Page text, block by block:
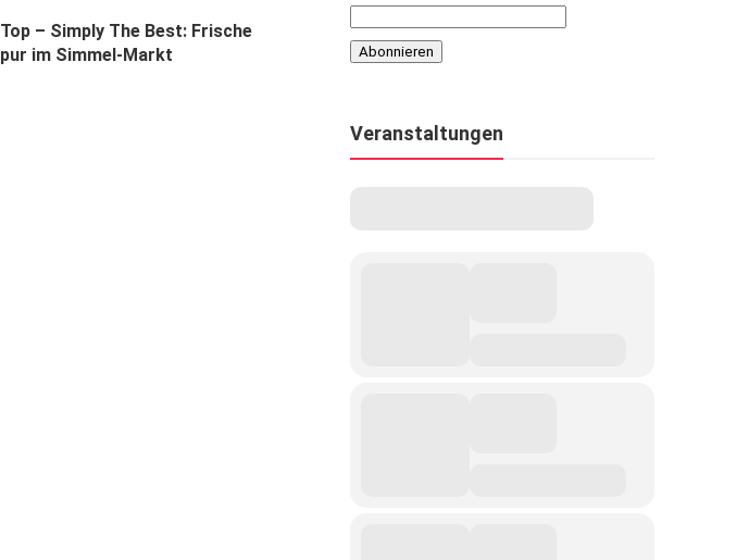
Top – Simply The Best: Frische
pur im Simmel-Markt
Veranstaltungen